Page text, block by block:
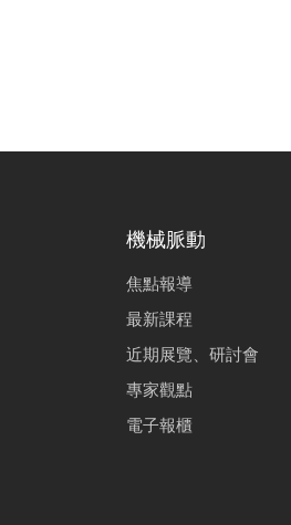
機械脈動
焦點報導
最新課程
近期展覽、研討會
專家觀點
電子報櫃